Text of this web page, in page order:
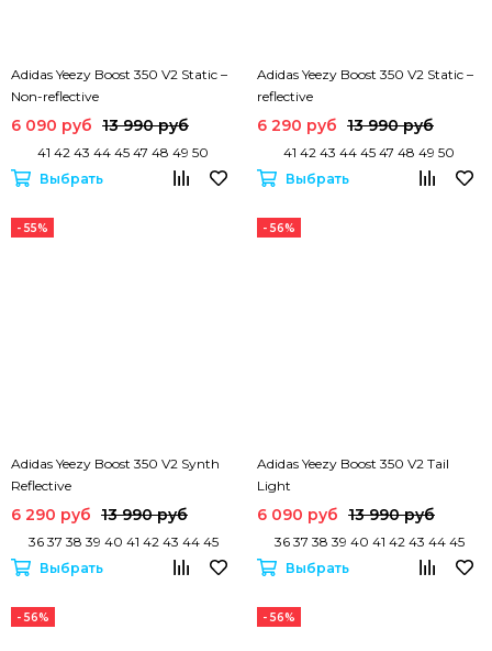
Adidas Yeezy Boost 350 V2 Static –
Non-reflective
6 090 руб 13 990 руб
41 42 43 44 45 47 48 49 50
Выбрать
Adidas Yeezy Boost 350 V2 Static –
reflective
6 290 руб 13 990 руб
41 42 43 44 45 47 48 49 50
Выбрать
- 55%
Adidas Yeezy Boost 350 V2 Synth
Reflective
6 290 руб 13 990 руб
36 37 38 39 40 41 42 43 44 45
Выбрать
- 56%
Adidas Yeezy Boost 350 V2 Tail
Light
6 090 руб 13 990 руб
36 37 38 39 40 41 42 43 44 45
Выбрать
- 56% - 56%